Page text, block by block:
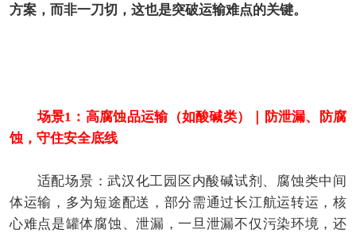
方案，而非一刀切，这也是突破运输难点的关键。
场景1：高腐蚀品运输（如酸碱类）｜防泄漏、防腐
蚀，守住安全底线
适配场景：武汉化工园区内酸碱试剂、腐蚀类中间
体运输，多为短途配送，部分需通过长江航运转运，核
心难点是罐体腐蚀、泄漏，一旦泄漏不仅污染环境，还